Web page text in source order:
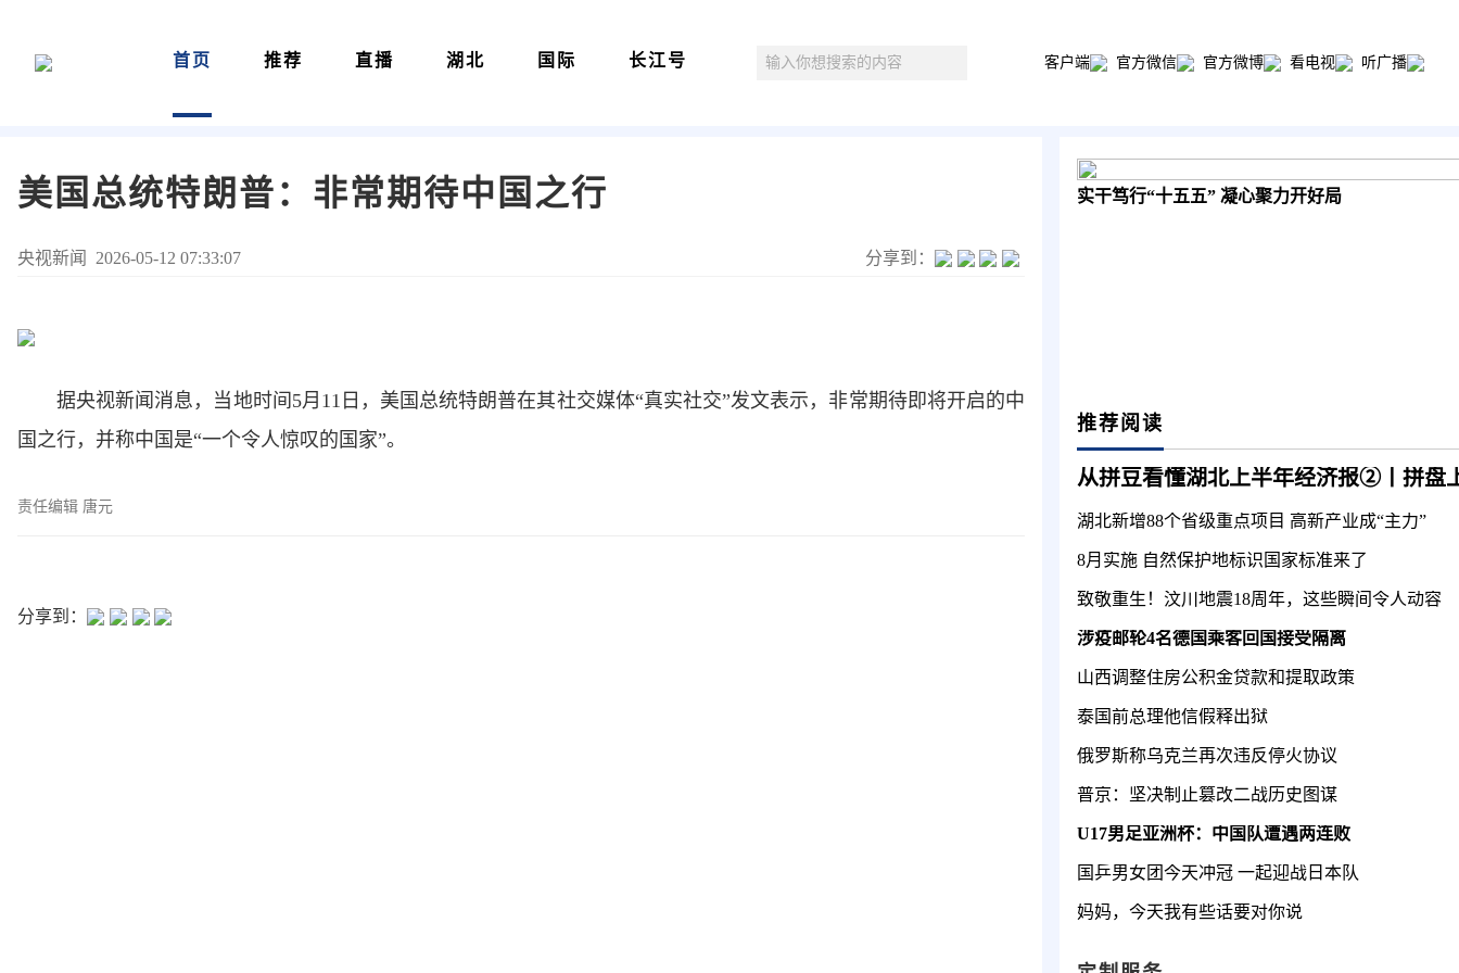
首页 推荐 直播 湖北 国际 长江号 客户端 官方微信 官方微博 看电视 听广播
美国总统特朗普：非常期待中国之行
央视新闻 2026-05-12 07:33:07 分享到：
据央视新闻消息，当地时间5月11日，美国总统特朗普在其社交媒体“真实社交”发文表示，非常期待即将开启的中
国之行，并称中国是“一个令人惊叹的国家”。
责任编辑 唐元
分享到：
实干笃行“十五五” 凝心聚力开好局
推荐阅读
湖北新增88个省级重点项目 高新产业成“主力”
8月实施 自然保护地标识国家标准来了
致敬重生！汶川地震18周年，这些瞬间令人动容
涉疫邮轮4名德国乘客回国接受隔离
山西调整住房公积金贷款和提取政策
泰国前总理他信假释出狱
俄罗斯称乌克兰再次违反停火协议
普京：坚决制止篡改二战历史图谋
U17男足亚洲杯：中国队遭遇两连败
国乒男女团今天冲冠 一起迎战日本队
妈妈，今天我有些话要对你说